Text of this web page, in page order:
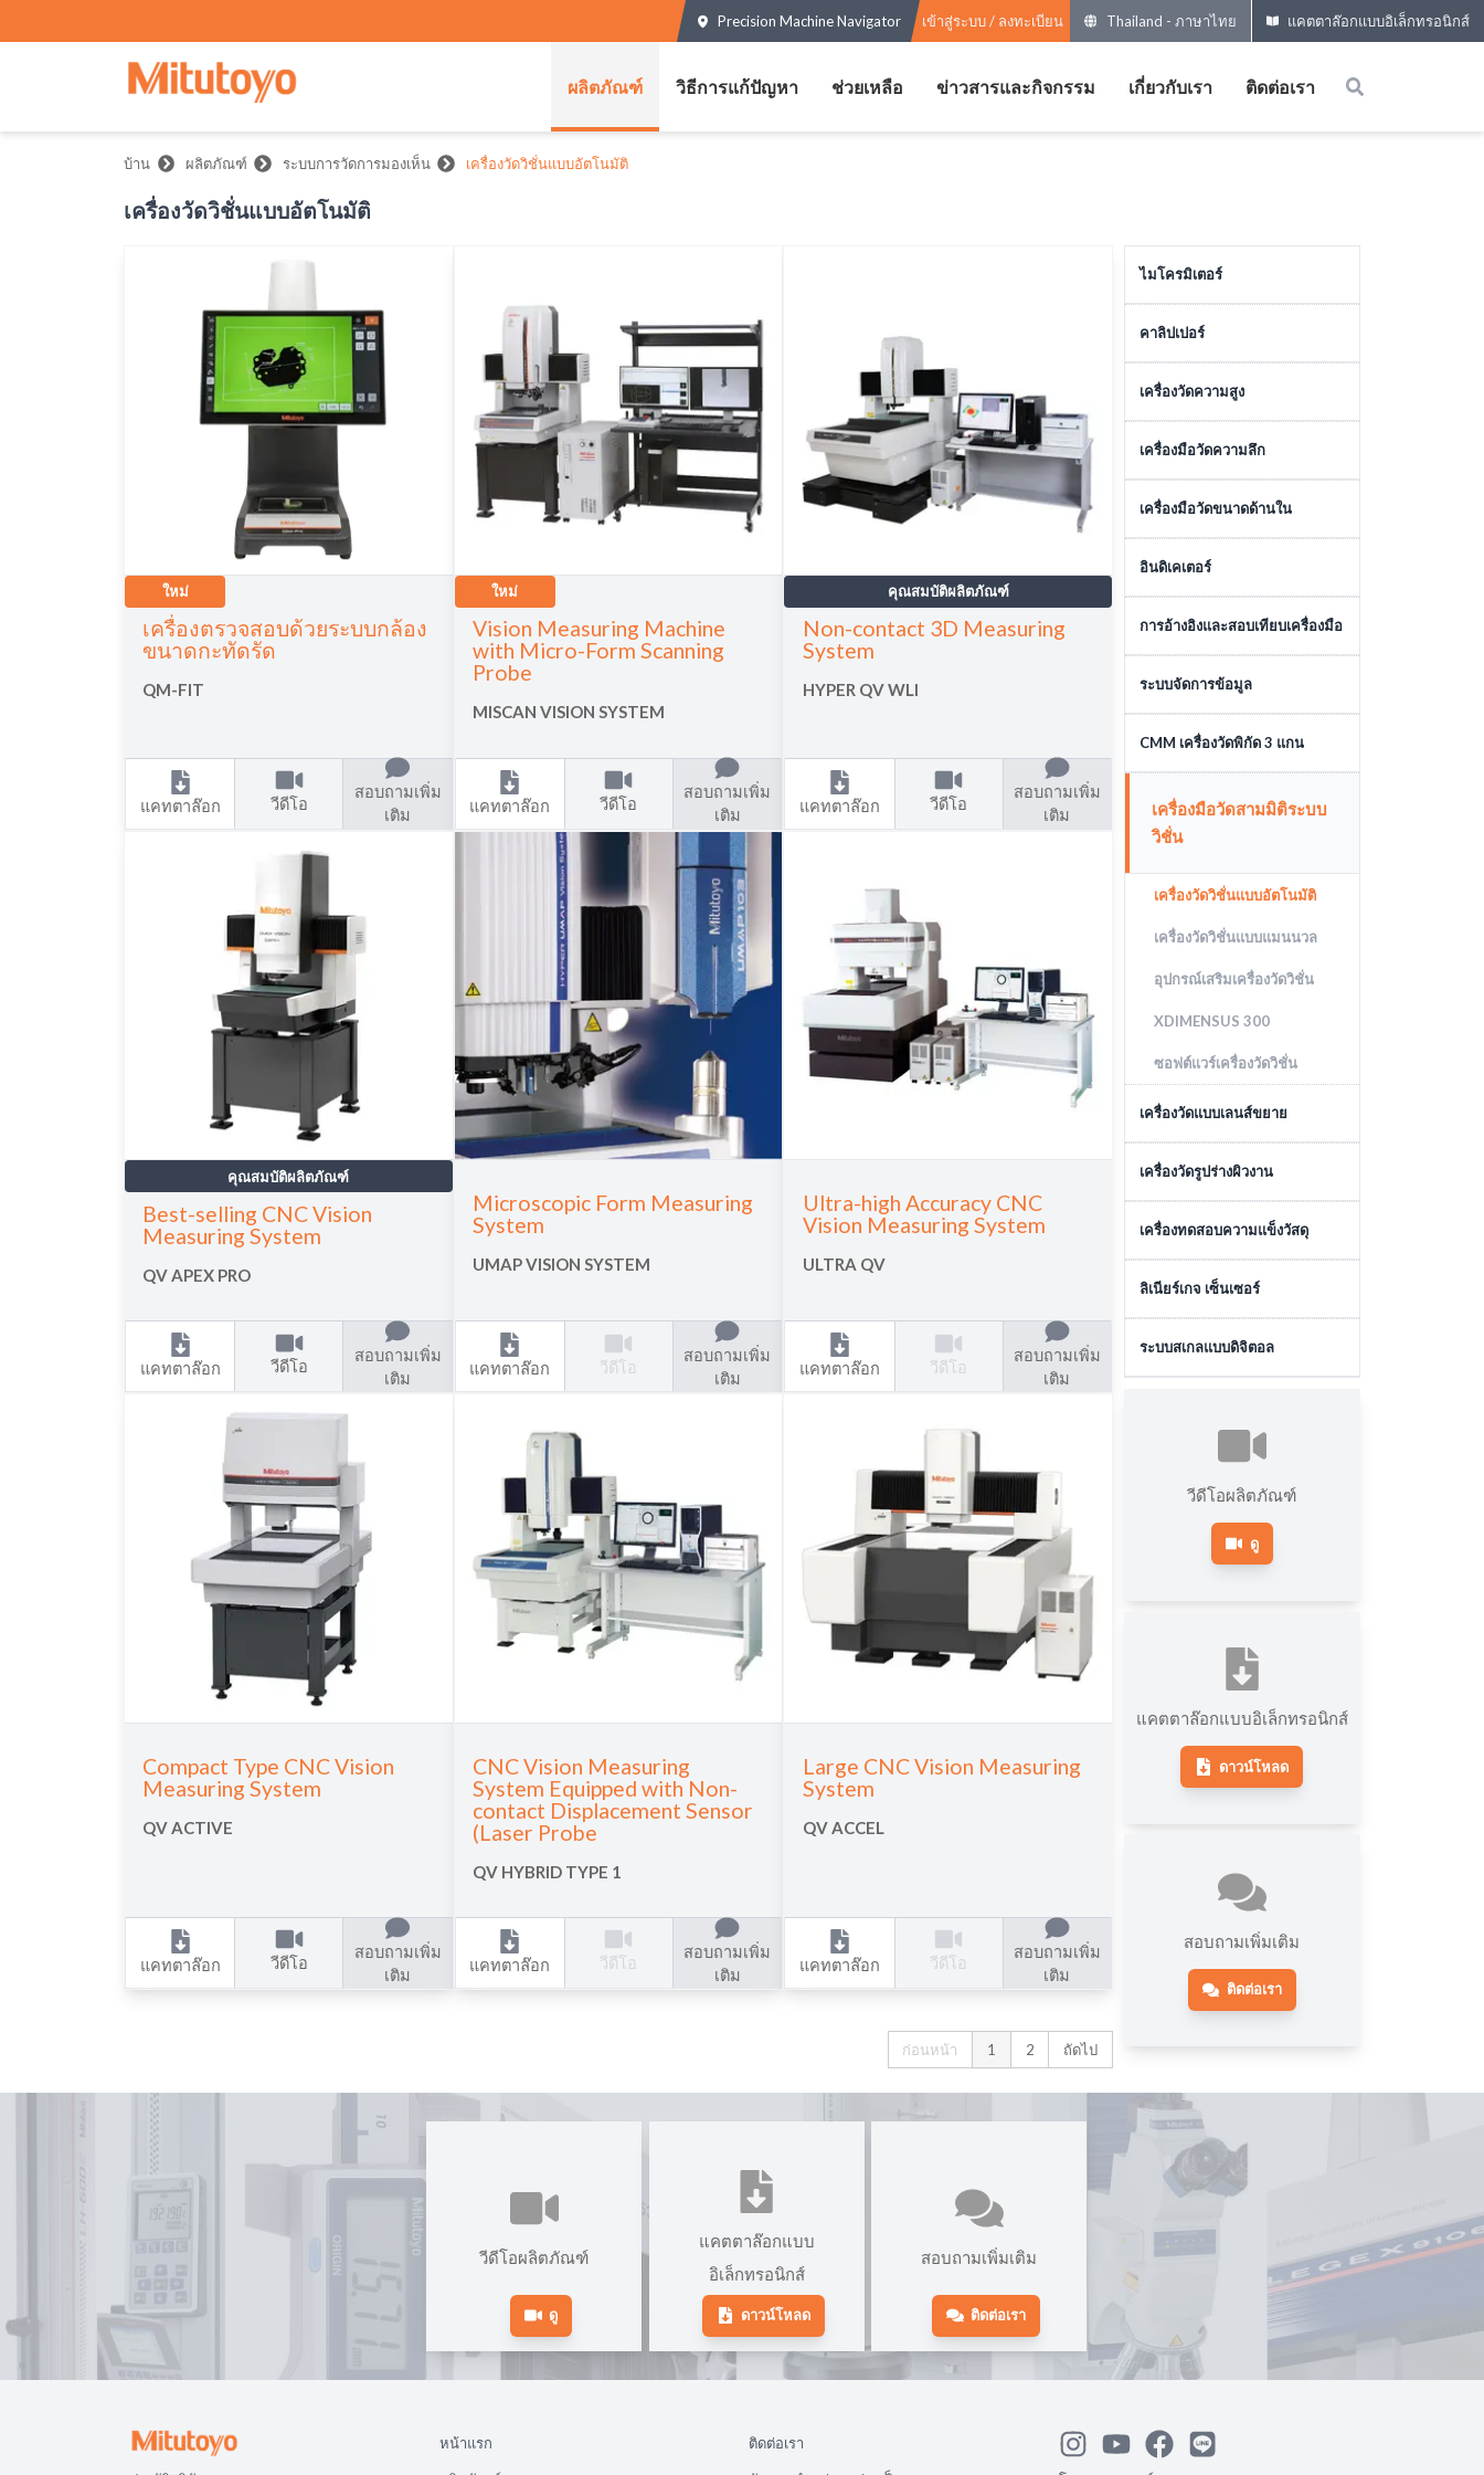
Precision Machine Navigator เข้าสู่ระบบ / ลงทะเบียน Thailand - ภาษาไทย แคตตาล๊อกแบบอิเล็กทรอนิกส์
ผลิตภัณฑ์ วิธีการแก้ปัญหา ช่วยเหลือ ข่าวสารและกิจกรรม เกี่ยวกับเรา ติดต่อเรา
บ้าน ผลิตภัณฑ์ ระบบการวัดการมองเห็น เครื่องวัดวิชั่นแบบอัตโนมัติ
เครื่องวัดวิชั่นแบบอัตโนมัติ
ใหม่
เครื่องตรวจสอบด้วยระบบกล้อง
ขนาดกะทัดรัด
QM-FIT
แคทตาล๊อก วีดีโอ
สอบถามเพิ่ม
เติม
ใหม่
Vision Measuring Machine
with Micro-Form Scanning
Probe
MISCAN VISION SYSTEM
แคทตาล๊อก วีดีโอ
สอบถามเพิ่ม
เติม
คุณสมบัติผลิตภัณฑ์
Non-contact 3D Measuring
System
HYPER QV WLI
แคทตาล๊อก วีดีโอ
สอบถามเพิ่ม
เติม
คุณสมบัติผลิตภัณฑ์
Best-selling CNC Vision
Measuring System
QV APEX PRO
แคทตาล๊อก วีดีโอ
สอบถามเพิ่ม
เติม
Microscopic Form Measuring
System
UMAP VISION SYSTEM
แคทตาล๊อก วีดีโอ
สอบถามเพิ่ม
เติม
Ultra-high Accuracy CNC
Vision Measuring System
ULTRA QV
แคทตาล๊อก วีดีโอ
สอบถามเพิ่ม
เติม
Compact Type CNC Vision
Measuring System
QV ACTIVE
แคทตาล๊อก วีดีโอ
สอบถามเพิ่ม
เติม
CNC Vision Measuring
System Equipped with Non-
contact Displacement Sensor
(Laser Probe
QV HYBRID TYPE 1
แคทตาล๊อก วีดีโอ
สอบถามเพิ่ม
เติม
Large CNC Vision Measuring
System
QV ACCEL
แคทตาล๊อก วีดีโอ
สอบถามเพิ่ม
เติม
ก่อนหน้า 1 2 ถัดไป
ไมโครมิเตอร์
ไมโครมิเตอร์วัดภายนอก
ไมโครมิเตอร์พิเศษ
หัวไมโครมิเตอร์
คาลิปเปอร์
คาลิปเปอร์รุ่นธรรมดา
คาลิปเปอร์ขนาดใหญ่
เครื่องวัดความสูง
เครื่องมือวัดความสูง
เครื่องมือวัดความลึก
เครื่องมือวัดความลึก
เครื่องมือวัดขนาดด้านใน
เครื่องมือวัดขนาดด้านใน
อินดิเคเตอร์
ไดอัลอินดิเคเตอร์
ตัวจับไดอัลอินดิเคเตอร์
ไดอัลเทสอินดิเคเตอร์
การอ้างอิงและสอบเทียบเครื่องมือ
เกจบล๊อค
อุปกรณ์สอบเทียบ
ระบบจัดการข้อมูล
ระบบจัดการข้อมูล
CMM เครื่องวัดพิกัด 3 แกน
เครื่องวัดสามมิติแบบแมนนวล
เครื่องมือวัดแบบ LASER
TRACKING
อุปกรณ์เสริมเครื่องวัดสามมิติ
ซอฟต์แวร์เครื่องวัดสามมิติ
เครื่องมือวัดสามมิติระบบ
วิชั่น
เครื่องวัดวิชั่นแบบอัตโนมัติ
เครื่องวัดวิชั่นแบบแมนนวล
อุปกรณ์เสริมเครื่องวัดวิชั่น
XDIMENSUS 300
ซอฟต์แวร์เครื่องวัดวิชั่น
เครื่องวัดแบบเลนส์ขยาย
ไมโครสโคป
โปรไฟล์โปรเจคเตอร์
หน่วยประมวลผลข้อมูล
เครื่องวัดรูปร่างผิวงาน
เครื่องมือวัดความเรียบผิว
เครื่องมือวัดรูปร่าง
ซอฟต์แวร์เครื่องมือวัดความ
กลม
เครื่องทดสอบความแข็งวัสดุ
เครื่องทดสอบความแข็งแบบ
เครื่องทดสอบความแข็งแบบวิก
เกอร์
เครื่องวัดความแข็งแบบอื่นๆ
ลิเนียร์เกจ เซ็นเซอร์
เซนเซอร์ตรวจจับแบบสัมผัส
เซนเซอร์ตรวจจับแบบไม่สัมผัส
ระบบสเกลแบบดิจิตอล
วีดีโอผลิตภัณฑ์
ดู
แคตตาล๊อกแบบอิเล็กทรอนิกส์
ดาวน์โหลด
สอบถามเพิ่มเติม
ติดต่อเรา
วีดีโอผลิตภัณฑ์
ดู
แคตตาล๊อกแบบ
อิเล็กทรอนิกส์
ดาวน์โหลด
สอบถามเพิ่มเติม
ติดต่อเรา
หน้าแรก ติดต่อเรา